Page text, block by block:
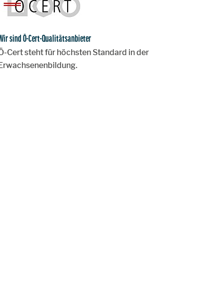
sind Ö-Cert-Qualitätsanbieter
Cert steht für höchsten Standard in der